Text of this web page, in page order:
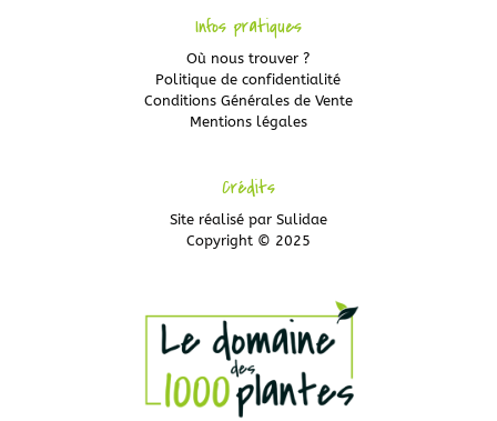
Infos pratiques
Où nous trouver ?
Politique de confidentialité
Conditions Générales de Vente
Mentions légales
Crédits
Site réalisé par Sulidae
Copyright © 2025